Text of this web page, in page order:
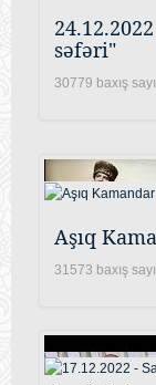
səfəri"
30779 baxış sayı
Aşıq
31573 baxış sayı